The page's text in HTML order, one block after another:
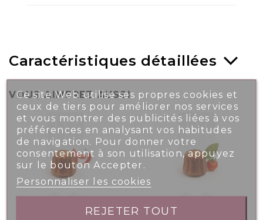
Caractéristiques détaillées
VOUS AIMEREZ AUSSI
Ce site Web utilise ses propres cookies et
ceux de tiers pour améliorer nos services
et vous montrer des publicités liées à vos
préférences en analysant vos habitudes
de navigation. Pour donner votre
consentement à son utilisation, appuyez
sur le bouton Accepter.
Personnaliser les cookies
REJETER TOUT